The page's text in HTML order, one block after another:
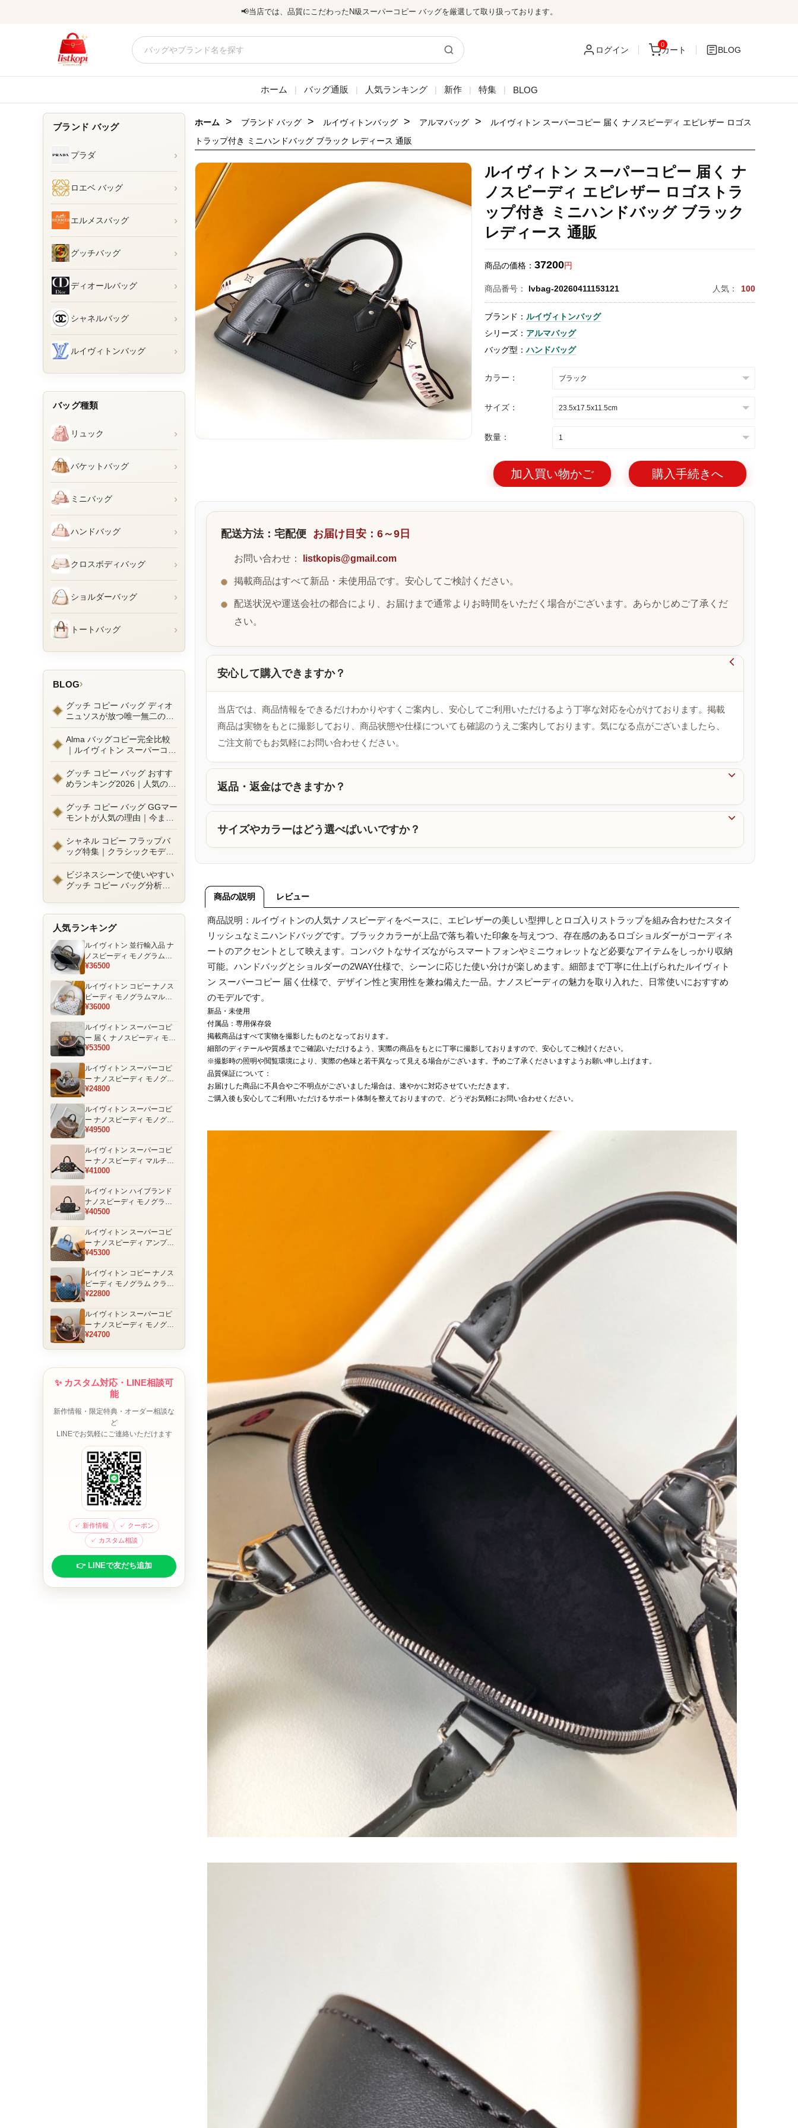
📢当店では、品質にこだわったN級スーパーコピー バッグを厳選して取り扱っております。
ログイン
0
カート BLOG
ホーム | バッグ通販 | 人気ランキング | 新作 | 特集 | BLOG
ブランド バッグ
プラダ ›
ロエベ バッグ ›
エルメスバッグ ›
グッチバッグ ›
ディオールバッグ ›
シャネルバッグ ›
ルイヴィトンバッグ ›
バッグ種類
リュック ›
バケットバッグ ›
ミニバッグ ›
ハンドバッグ ›
クロスボディバッグ ›
ショルダーバッグ ›
トートバッグ ›
BLOG›
グッチ コピー バッグ ディオ
ニュソスが放つ唯一無二の魅
力とは？新作ラインナップ徹
底ガイドとリアルコーデ例
Alma バッグコピー完全比較
｜ルイヴィトン スーパーコピ
ーで叶えるエレガントな日常
グッチ コピー バッグ おすす
めランキング2026｜人気の
GGマーモントから定番モデ
ルまで徹底比較！コピーバッ
グ通販の選び方
グッチ コピー バッグ GGマー
モントが人気の理由｜今また
選ばれる定番ラグジュアリー
バッグとは
シャネル コピー フラップバ
ッグ特集｜クラシックモデル
の魅力と永遠に愛される理由
ビジネスシーンで使いやすい
グッチ コピー バッグ分析｜
人気ランキング
ルイヴィトン 並行輸入品 ナ
ノスピーディ モノグラムエ
クリプス ブラック チェーン
¥36500
ルイヴィトン コピー ナノス
ピーディ モノグラムマルチ
カラー ホワイト ゴールド金
バッグ
¥36000
ルイヴィトン スーパーコピ
ー 届く ナノスピーディ モノ
グラム ポーチ付き ミニボス
品
¥53500
ルイヴィトン スーパーコピ
ー ナノスピーディ モノグラ
ム 編み込みストラップ ミニ
気モデル
¥24800
ルイヴィトン スーパーコピ
ー ナノスピーディ モノグラ
ム ブラックハンドル 2WAY
¥49500
ルイヴィトン スーパーコピ
ー ナノスピーディ マルチカ
ラーモノグラム ミニボスト
ス
¥41000
ルイヴィトン ハイブランド
ナノスピーディ モノグラム
シャドウ 2WAYミニバッグ
¥40500
ルイヴィトン スーパーコピ
ー ナノスピーディ アンプラ
ントレザー ミニボストンバ
すめ
¥45300
ルイヴィトン コピー ナノス
ピーディ モノグラム クラシ
ックデザイン ミニボストン
¥22800
ルイヴィトン スーパーコピ
ー ナノスピーディ モノグラ
ム チャーム装飾 ミニボスト
¥24700
✨ カスタム対応・LINE相談可
能
新作情報・限定特典・オーダー相談な
ど
LINEでお気軽にご連絡いただけます
✓ 新作情報 ✓ クーポン
✓ カスタム相談
👉 LINEで友だち追加
ホーム > ブランド バッグ > ルイヴィトンバッグ > アルマバッグ >
ルイヴィトン スーパーコピー 届く ナノスピーディ エピレザー ロゴス
トラップ付き ミニハンドバッグ ブラック レディース 通販
ルイヴィトン スーパーコピー 届く ナ
ノスピーディ エピレザー ロゴストラ
ップ付き ミニハンドバッグ ブラック
レディース 通販
商品の価格： 37200円
商品番号： lvbag-20260411153121 人気： 100
ブランド： ルイヴィトンバッグ
シリーズ： アルマバッグ
バッグ型：ハンドバッグ
カラー：
サイズ：
数量：
加入買い物かご 購入手続きへ
配送方法：宅配便 お届け目安：6～9日
お問い合わせ： listkopis@gmail.com
掲載商品はすべて新品・未使用品です。安心してご検討ください。
配送状況や運送会社の都合により、お届けまで通常よりお時間をいただく場合がございます。あらかじめご了承くだ
さい。
安心して購入できますか？

当店では、商品情報をできるだけわかりやすくご案内し、安心してご利用いただけるよう丁寧な対応を心がけております。掲載
商品は実物をもとに撮影しており、商品状態や仕様についても確認のうえご案内しております。気になる点がございましたら、
ご注文前でもお気軽にお問い合わせください。
返品・返金はできますか？

サイズやカラーはどう選べばいいですか？

商品の説明 レビュー
商品説明：ルイヴィトンの人気ナノスピーディをベースに、エピレザーの美しい型押しとロゴ入りストラップを組み合わせたスタイ
リッシュなミニハンドバッグです。ブラックカラーが上品で落ち着いた印象を与えつつ、存在感のあるロゴショルダーがコーディネ
ートのアクセントとして映えます。コンパクトなサイズながらスマートフォンやミニウォレットなど必要なアイテムをしっかり収納
可能。ハンドバッグとショルダーの2WAY仕様で、シーンに応じた使い分けが楽しめます。細部まで丁寧に仕上げられたルイヴィト
ン スーパーコピー 届く仕様で、デザイン性と実用性を兼ね備えた一品。ナノスピーディの魅力を取り入れた、日常使いにおすすめ
のモデルです。
新品・未使用
付属品：専用保存袋
掲載商品はすべて実物を撮影したものとなっております。
細部のディテールや質感までご確認いただけるよう、実際の商品をもとに丁寧に撮影しておりますので、安心してご検討ください。
※撮影時の照明や閲覧環境により、実際の色味と若干異なって見える場合がございます。予めご了承くださいますようお願い申し上げます。
品質保証について：
お届けした商品に不具合やご不明点がございました場合は、速やかに対応させていただきます。
ご購入後も安心してご利用いただけるサポート体制を整えておりますので、どうぞお気軽にお問い合わせください。